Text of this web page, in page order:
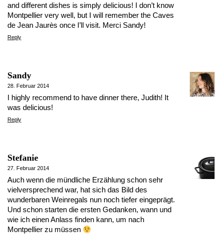
and different dishes is simply delicious! I don’t know
Montpellier very well, but I will remember the Caves
de Jean Jaurès once I’ll visit. Merci Sandy!
Reply
Sandy
28. Februar 2014
I highly recommend to have dinner there, Judith! It
was delicious!
Reply
Stefanie
27. Februar 2014
Auch wenn die mündliche Erzählung schon sehr
vielversprechend war, hat sich das Bild des
wunderbaren Weinregals nun noch tiefer eingeprägt.
Und schon starten die ersten Gedanken, wann und
wie ich einen Anlass finden kann, um nach
Montpellier zu müssen